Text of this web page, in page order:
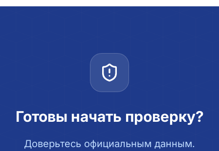
Готовы начать проверку?
Доверьтесь официальным данным.